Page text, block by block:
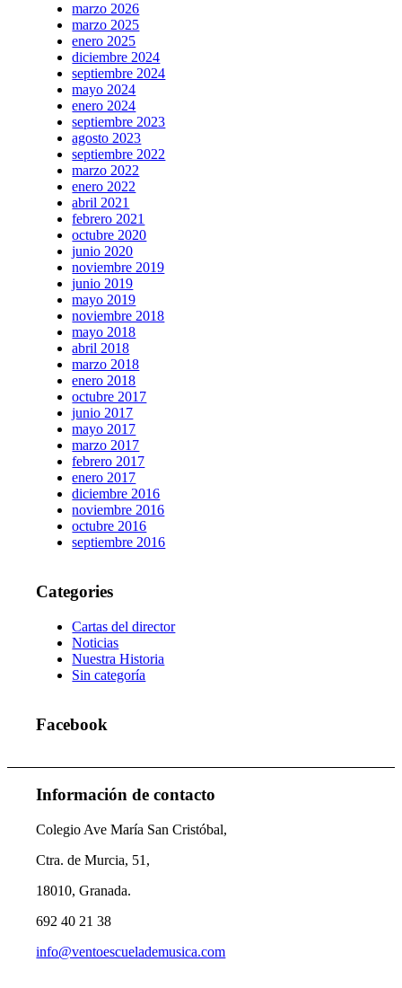
marzo 2026
marzo 2025
enero 2025
diciembre 2024
septiembre 2024
mayo 2024
enero 2024
septiembre 2023
agosto 2023
septiembre 2022
marzo 2022
enero 2022
abril 2021
febrero 2021
octubre 2020
junio 2020
noviembre 2019
junio 2019
mayo 2019
noviembre 2018
mayo 2018
abril 2018
marzo 2018
enero 2018
octubre 2017
junio 2017
mayo 2017
marzo 2017
febrero 2017
enero 2017
diciembre 2016
noviembre 2016
octubre 2016
septiembre 2016
Categories
Cartas del director
Noticias
Nuestra Historia
Sin categoría
Facebook
Información de contacto
Colegio Ave María San Cristóbal,
Ctra. de Murcia, 51,
18010, Granada.
692 40 21 38
info@ventoescuelademusica.com